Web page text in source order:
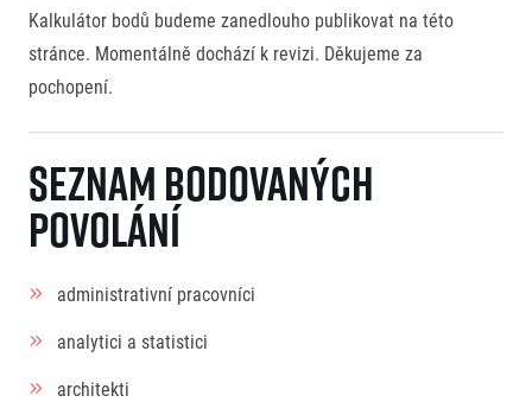
Informace o webu
Všeobecné smluvní podmínky
Informace o cookies
Podmínky GDPR
Kalkulátor bodů budeme zanedlouho publikovat na této
stránce. Momentálně dochází k revizi. Děkujeme za
pochopení.
Seznam bodovaných
povolání
administrativní pracovníci
analytici a statistici
architekti